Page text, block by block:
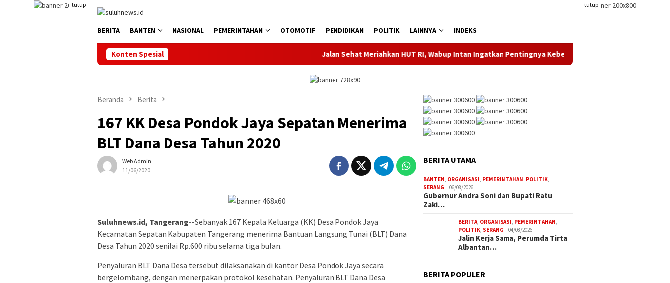
tutup tutup
BERITA BANTEN NASIONAL PEMERINTAHAN OTOMOTIF PENDIDIKAN POLITIK LAINNYA INDEKS
Konten Spesial Jalan Sehat Meriahkan HUT RI, Wabup Intan Ingatkan Pentingnya Kebersamaan
Beranda Berita
167 KK Desa Pondok Jaya Sepatan Menerima
BLT Dana Desa Tahun 2020
Web Admin
11/06/2020
Suluhnews.id, Tangerang--Sebanyak 167 Kepala Keluarga (KK) Desa Pondok Jaya
Kecamatan Sepatan Kabupaten Tangerang menerima Bantuan Langsung Tunai (BLT) Dana
Desa Tahun 2020 senilai Rp.600 ribu selama tiga bulan.
Penyaluran BLT Dana Desa tersebut dilaksanakan di kantor Desa Pondok Jaya secara
bergelombang, dengan menerpakan protokol kesehatan. Penyaluran BLT Dana Desa
BERITA UTAMA
BANTEN, ORGANISASI, PEMERINTAHAN, POLITIK,
SERANG
06/08/2026
Gubernur Andra Soni dan Bupati Ratu
Zaki…
BERITA, ORGANISASI, PEMERINTAHAN,
POLITIK, SERANG 04/08/2026
Jalin Kerja Sama, Perumda Tirta
Albantan…
BERITA POPULER